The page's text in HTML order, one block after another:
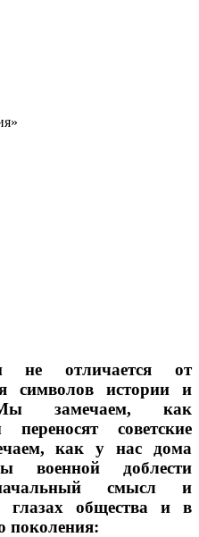
не отличается от
символов истории и
замечаем, как
советские
как у нас дома
военной доблести
смысл и
глазах общества и в
поколения: